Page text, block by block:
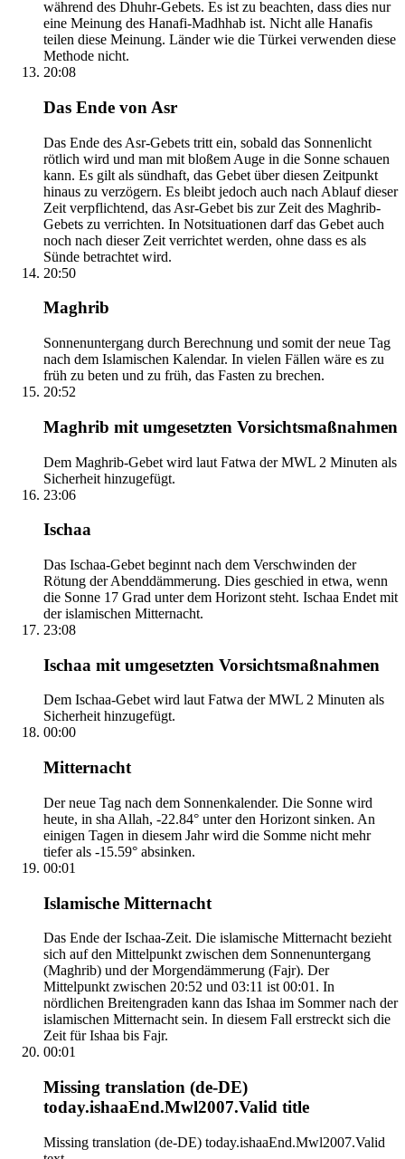
während des Dhuhr-Gebets. Es ist zu beachten, dass dies nur
eine Meinung des Hanafi-Madhhab ist. Nicht alle Hanafis
teilen diese Meinung. Länder wie die Türkei verwenden diese
Methode nicht.
20:08
Das Ende von Asr
Das Ende des Asr-Gebets tritt ein, sobald das Sonnenlicht
rötlich wird und man mit bloßem Auge in die Sonne schauen
kann. Es gilt als sündhaft, das Gebet über diesen Zeitpunkt
hinaus zu verzögern. Es bleibt jedoch auch nach Ablauf dieser
Zeit verpflichtend, das Asr-Gebet bis zur Zeit des Maghrib-
Gebets zu verrichten. In Notsituationen darf das Gebet auch
noch nach dieser Zeit verrichtet werden, ohne dass es als
Sünde betrachtet wird.
20:50
Maghrib
Sonnenuntergang durch Berechnung und somit der neue Tag
nach dem Islamischen Kalendar. In vielen Fällen wäre es zu
früh zu beten und zu früh, das Fasten zu brechen.
20:52
Maghrib mit umgesetzten Vorsichtsmaßnahmen
Dem Maghrib-Gebet wird laut Fatwa der MWL 2 Minuten als
Sicherheit hinzugefügt.
23:06
Ischaa
Das Ischaa-Gebet beginnt nach dem Verschwinden der
Rötung der Abenddämmerung. Dies geschied in etwa, wenn
die Sonne 17 Grad unter dem Horizont steht. Ischaa Endet mit
der islamischen Mitternacht.
23:08
Ischaa mit umgesetzten Vorsichtsmaßnahmen
Dem Ischaa-Gebet wird laut Fatwa der MWL 2 Minuten als
Sicherheit hinzugefügt.
00:00
Mitternacht
Der neue Tag nach dem Sonnenkalender. Die Sonne wird
heute, in sha Allah, -22.84° unter den Horizont sinken. An
einigen Tagen in diesem Jahr wird die Somme nicht mehr
tiefer als -15.59° absinken.
00:01
Islamische Mitternacht
Das Ende der Ischaa-Zeit. Die islamische Mitternacht bezieht
sich auf den Mittelpunkt zwischen dem Sonnenuntergang
(Maghrib) und der Morgendämmerung (Fajr). Der
Mittelpunkt zwischen 20:52 und 03:11 ist 00:01. In
nördlichen Breitengraden kann das Ishaa im Sommer nach der
islamischen Mitternacht sein. In diesem Fall erstreckt sich die
Zeit für Ishaa bis Fajr.
00:01
Missing translation (de-DE)
today.ishaaEnd.Mwl2007.Valid title
Missing translation (de-DE) today.ishaaEnd.Mwl2007.Valid